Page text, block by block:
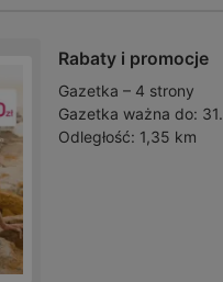
Rabaty i promocje
Gazetka – 4 strony
Gazetka ważna do:
Odległość: 1,35 km